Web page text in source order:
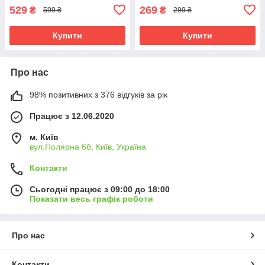
529 ₴ 599 ₴
Купити
269 ₴ 299 ₴
Купити
Про нас
98% позитивних з 376 відгуків за рік
Працює з 12.06.2020
м. Київ
вул.Полярна 6б, Київ, Україна
Контакти
Сьогодні працює з 09:00 до 18:00
Показати весь графік роботи
Про нас